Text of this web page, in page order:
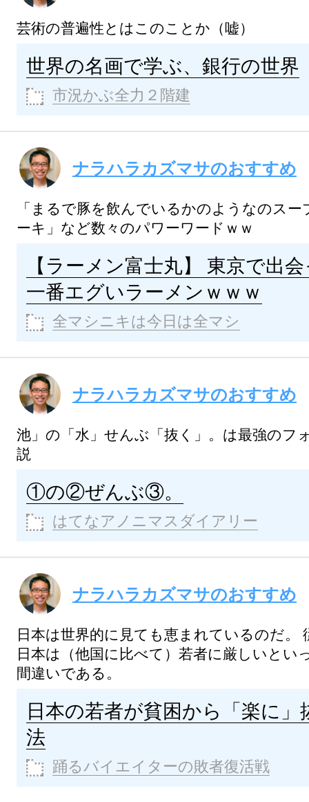
芸術の普遍性とはこのことか（嘘）
世界の名画で学ぶ、銀行の世界
市況かぶ全力２階建
ナラハラカズマサのおすすめ
「まるで豚を飲んでいるかのようなのス
ーキ」など数々のパワーワードｗｗ
【ラーメン富士丸】 東京で出
一番エグいラーメンｗｗｗ
全マシニキは今日は全マシ
ナラハラカズマサのおすすめ
池」の「水」せんぶ「抜く」。は最強のフ
説
①の②ぜんぶ③。
はてなアノニマスダイアリー
ナラハラカズマサのおすすめ
日本は世界的に見ても恵まれているのだ。
日本は（他国に比べて）若者に厳しいとい
間違いである。
日本の若者が貧困から「楽に」
法
踊るバイエイターの敗者復活戦